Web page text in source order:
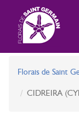
Florais de Saint
CIDREIRA